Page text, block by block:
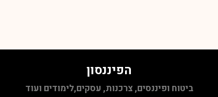
הפיננסון
ביטוח ופיננסים, צרכנות, עסקים,לימודים ועוד